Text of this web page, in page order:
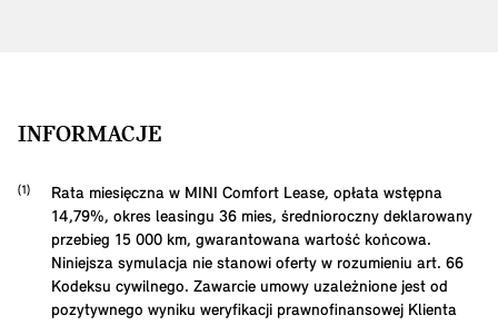
INFORMACJE
Rata miesięczna w MINI Comfort Lease, opłata wstępna
14,79%, okres leasingu 36 mies, średnioroczny deklarowany
przebieg 15 000 km, gwarantowana wartość końcowa.
Niniejsza symulacja nie stanowi oferty w rozumieniu art. 66
Kodeksu cywilnego. Zawarcie umowy uzależnione jest od
pozytywnego wyniku weryfikacji prawnofinansowej Klienta